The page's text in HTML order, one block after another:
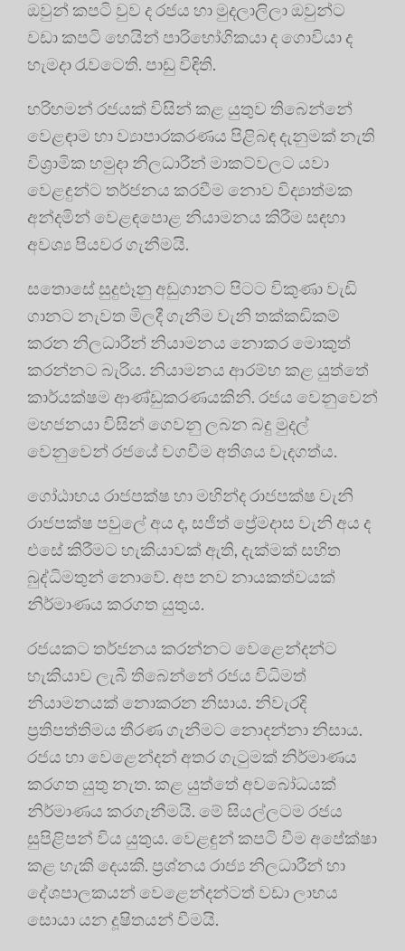
ඔවුන් කපටි වුව ද රජය හා මුදලාලිලා ඔවුන්ට
වඩා කපටි හෙයින් පාරිභෝගිකයා ද ගොවියා ද
හැමදා රැවටෙති. පාඩු විඳිති.
හරිහමන් රජයක් විසින් කළ යුතුව තිබෙන්නේ
වෙළඳාම හා ව්‍යාපාරකරණය පිළිබඳ දැනුමක් නැති
විශ්‍රාමික හමුදා නිලධාරීන් මාකට්වලට යවා
වෙළඳුන්ට තර්ජනය කරවීම නොව විද්‍යාත්මක
අන්දමින් වෙළඳපොළ නියාමනය කිරීම සඳහා
අවශ්‍ය පියවර ගැනීමයි.
සතොසේ සුදුළූනු අඩුගානට පිටට විකුණා වැඩි
ගානට නැවත මිලදී ගැනීම වැනි තක්කඩිකම්
කරන නිලධාරීන් නියාමනය නොකර මොකුත්
කරන්නට බැරිය. නියාමනය ආරම්භ කළ යුත්තේ
කාර්යක්ෂම ආණ්ඩුකරණයකිනි. රජය වෙනුවෙන්
මහජනයා විසින් ගෙවනු ලබන බදු මුදල්
වෙනුවෙන් රජයේ වගවීම අතිශය වැදගත්ය.
ගෝඨාභය රාජපක්ෂ හා මහින්ද රාජපක්ෂ වැනි
රාජපක්ෂ පවුලේ අය ද, සජිත් ප්‍රේමදාස වැනි අය ද
එසේ කිරීමට හැකියාවක් ඇති, දැක්මක් සහිත
බුද්ධිමතුන් නොවේ. අප නව නායකත්වයක්
නිර්මාණය කරගත යුතුය.
රජයකට තර්ජනය කරන්නට වෙළෙන්දන්ට
හැකියාව ලැබී තිබෙන්නේ රජය විධිමත්
නියාමනයක් නොකරන නිසාය. නිවැරදි
ප්‍රතිපත්තිමය තීරණ ගැනීමට නොදන්නා නිසාය.
රජය හා වෙළෙන්දන් අතර ගැටුමක් නිර්මාණය
කරගත යුතු නැත. කළ යුත්තේ අවබෝධයක්
නිර්මාණය කරගැනීමයි. මේ සියල්ලටම රජය
සුපිළිපන් විය යුතුය. වෙළඳුන් කපටි වීම අපේක්ෂා
කළ හැකි දෙයකි. ප්‍රශ්නය රාජ්‍ය නිලධාරීන් හා
දේශපාලකයන් වෙළෙන්දන්ටත් වඩා ලාභය
සොයා යන දූෂිතයන් වීමයි.